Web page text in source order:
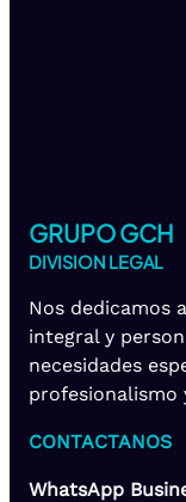
GRUPO GCH
DIVISION LEGAL
Nos dedicamos
integral y
necesidades
profesionalismo
CONTACTANOS
WhatsApp